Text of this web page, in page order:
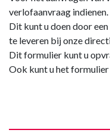
verlofaanvraag indienen.
Dit kunt u doen door
te leveren bij onze
Dit formulier kunt u
Ook kunt u het formulier